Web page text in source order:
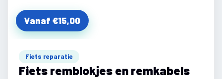
Vanaf €15,00
Fiets reparatie
Fiets remblokjes en remkabels